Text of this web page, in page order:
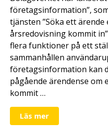
företagsinformation”,
tjänsten ”Söka ett ärende
årsredovisning kommit
flera funktioner på ett
sammanhållen
företagsinformation kan
pågående ärendense om
kommit …
Läs mer